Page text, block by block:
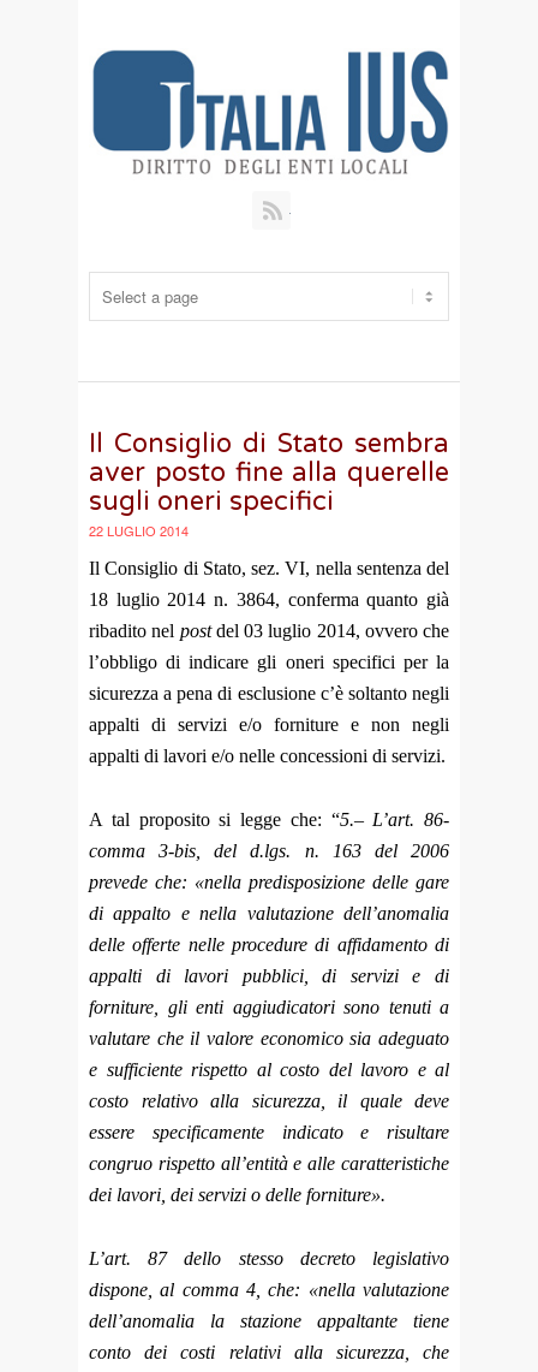
Il Consiglio di Stato sembra
aver posto fine alla querelle
sugli oneri specifici
22 LUGLIO 2014
Il Consiglio di Stato, sez. VI, nella sentenza del
18 luglio 2014 n. 3864, conferma quanto già
ribadito nel postdel 03 luglio 2014, ovvero che
l’obbligo di indicare gli oneri specifici per la
sicurezza a pena di esclusione c’è soltanto negli
appalti di servizi e/o forniture e non negli
appalti di lavori e/o nelle concessioni di servizi.
A tal proposito si legge che: “5.– L’art. 86-
comma 3-bis, del d.lgs. n. 163 del 2006
prevede che: «nella predisposizione delle gare
di appalto e nella valutazione dell’anomalia
delle offerte nelle procedure di affidamento di
appalti di lavori pubblici, di servizi e di
forniture, gli enti aggiudicatori sono tenuti a
valutare che il valore economico sia adeguato
e sufficiente rispetto al costo del lavoro e al
costo relativo alla sicurezza, il quale deve
essere specificamente indicato e risultare
congruo rispetto all’entità e alle caratteristiche
dei lavori, dei servizi o delle forniture».
L’art. 87 dello stesso decreto legislativo
dispone, al comma 4, che: «nella valutazione
dell’anomalia la stazione appaltante tiene
conto dei costi relativi alla sicurezza, che